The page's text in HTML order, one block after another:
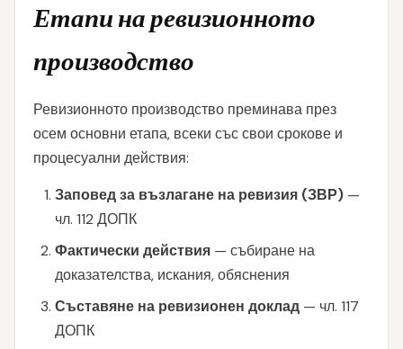
Етапи на ревизионното
производство
Ревизионното производство преминава през
осем основни етапа, всеки със свои срокове и
процесуални действия:
Заповед за възлагане на ревизия (ЗВР) —
чл. 112 ДОПК
Фактически действия — събиране на
доказателства, искания, обяснения
Съставяне на ревизионен доклад — чл. 117
ДОПК